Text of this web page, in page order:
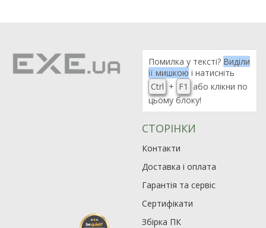
Помилка у тексті? Виділи
її мишкою і натисніть
Ctrl + F1
або клікни по
цьому блоку!
СТОРІНКИ
Контакти
Доставка і оплата
Гарантія та сервіс
Сертифікати
Збірка ПК